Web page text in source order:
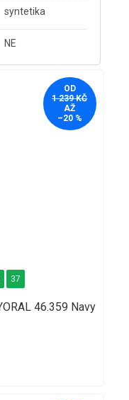
syntetika
NE
OD
1 239 KČ
AŽ
–20 %
46.359 Navy
37